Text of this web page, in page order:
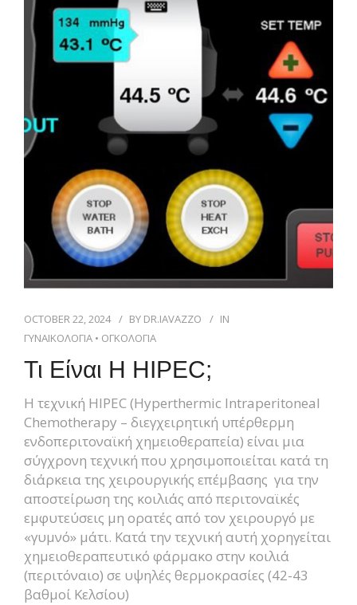
OCTOBER 22, 2024 BY DR.IAVAZZO
IN
ΓΥΝΑΙΚΟΛΟΓΙΑ • ΟΓΚΟΛΟΓΙΑ
Τι Είναι Η HIPEC;
Η τεχνική HIPEC (Hyperthermic Intraperitoneal
Chemotherapy – διεγχειρητική υπέρθερμη
ενδοπεριτοναϊκή χημειοθεραπεία) είναι μια
σύγχρονη τεχνική που χρησιμοποιείται κατά τη
διάρκεια της χειρουργικής επέμβασης για την
αποστείρωση της κοιλιάς από περιτοναϊκές
εμφυτεύσεις μη ορατές από τον χειρουργό με
«γυμνό» μάτι. Κατά την τεχνική αυτή χορηγείται
χημειοθεραπευτικό φάρμακο στην κοιλιά
(περιτόναιο) σε υψηλές θερμοκρασίες (42-43
βαθμοί Κελσίου)